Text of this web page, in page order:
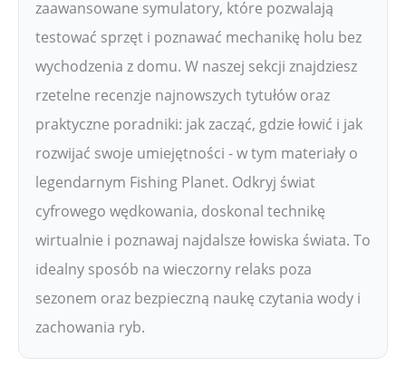
zaawansowane symulatory, które pozwalają
testować sprzęt i poznawać mechanikę holu bez
wychodzenia z domu. W naszej sekcji znajdziesz
rzetelne recenzje najnowszych tytułów oraz
praktyczne poradniki: jak zacząć, gdzie łowić i jak
rozwijać swoje umiejętności - w tym materiały o
legendarnym Fishing Planet. Odkryj świat
cyfrowego wędkowania, doskonal technikę
wirtualnie i poznawaj najdalsze łowiska świata. To
idealny sposób na wieczorny relaks poza
sezonem oraz bezpieczną naukę czytania wody i
zachowania ryb.